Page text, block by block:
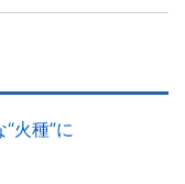
火種”に